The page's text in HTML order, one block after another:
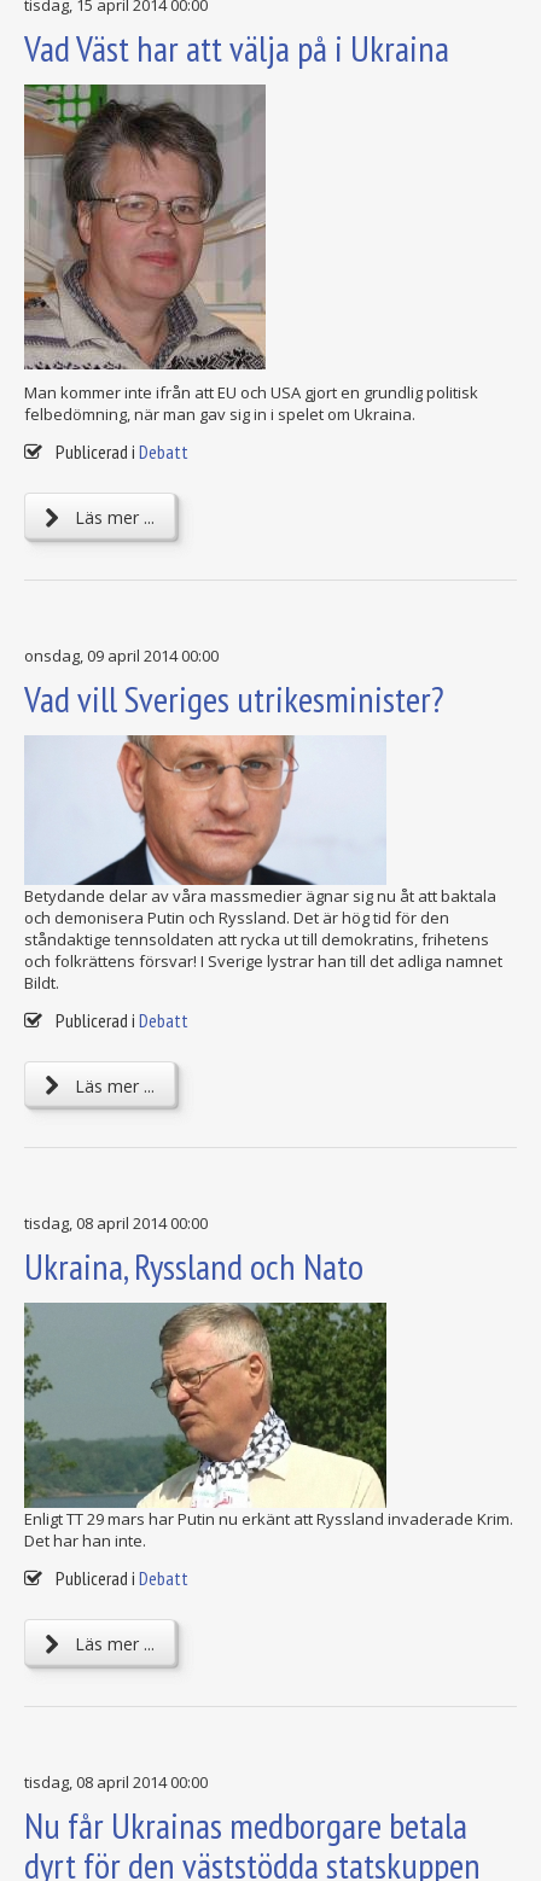
tisdag, 15 april 2014 00:00
Vad Väst har att välja på i Ukraina
Man kommer inte ifrån att EU och USA gjort en grundlig politisk
felbedömning, när man gav sig in i spelet om Ukraina.
Publicerad i Debatt
Läs mer ...
onsdag, 09 april 2014 00:00
Vad vill Sveriges utrikesminister?
Betydande delar av våra massmedier ägnar sig nu åt att baktala
och demonisera Putin och Ryssland. Det är hög tid för den
ståndaktige tennsoldaten att rycka ut till demokratins, frihetens
och folkrättens försvar! I Sverige lystrar han till det adliga namnet
Bildt.
Publicerad i Debatt
Läs mer ...
tisdag, 08 april 2014 00:00
Ukraina, Ryssland och Nato
Enligt TT 29 mars har Putin nu erkänt att Ryssland invaderade Krim.
Det har han inte.
Publicerad i Debatt
Läs mer ...
tisdag, 08 april 2014 00:00
Nu får Ukrainas medborgare betala
dyrt för den väststödda statskuppen